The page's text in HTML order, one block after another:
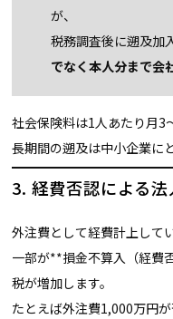
が、
税務調査後に遡及加
でなく本人分まで会
社会保険料は1人あたり月3
長期間の遡及は中小企業に
3. 経費否認による
外注費として経費計上して
一部が**損金不算入（経費
税が増加します。
たとえば外注費1,000万円が